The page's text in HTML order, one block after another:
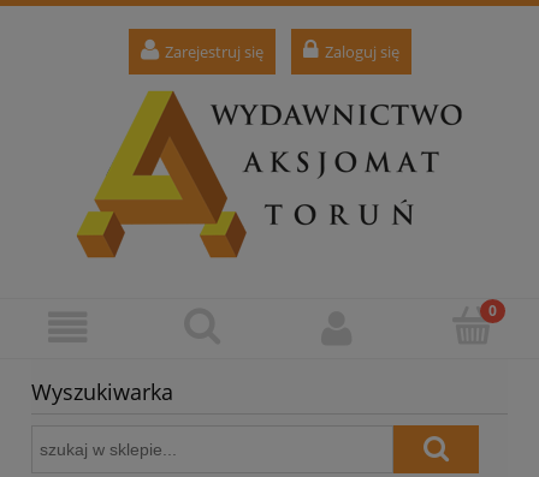
Zarejestruj się Zaloguj się
Wyszukiwarka